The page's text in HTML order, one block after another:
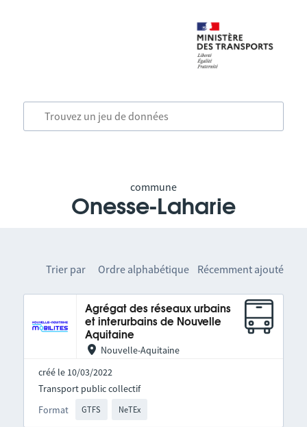
commune
Onesse-Laharie
Trier par Ordre alphabétique Récemment ajouté
Agrégat des réseaux urbains
et interurbains de Nouvelle
Aquitaine
Nouvelle-Aquitaine
créé le 10/03/2022
Format GTFS NeTEx
Transport public collectif